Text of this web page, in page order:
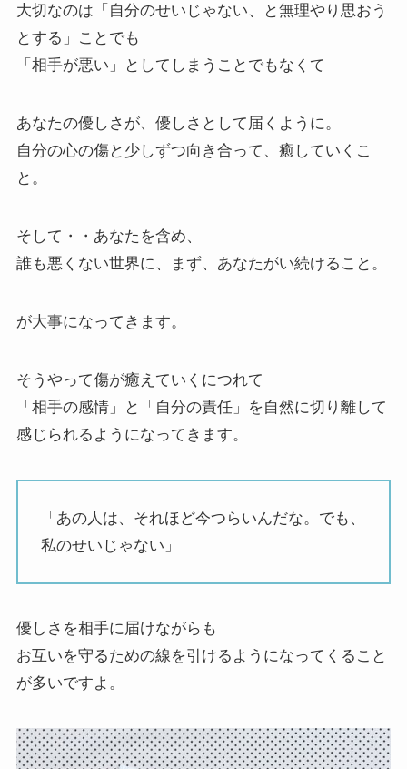
大切なのは「自分のせいじゃない、と無理やり思おう
とする」ことでも
「相手が悪い」としてしまうことでもなくて
あなたの優しさが、優しさとして届くように。
自分の心の傷と少しずつ向き合って、癒していくこ
と。
そして・・あなたを含め、
誰も悪くない世界に、まず、あなたがい続けること。
が大事になってきます。
そうやって傷が癒えていくにつれて
「相手の感情」と「自分の責任」を自然に切り離して
感じられるようになってきます。
「あの人は、それほど今つらいんだな。でも、
私のせいじゃない」
優しさを相手に届けながらも
お互いを守るための線を引けるようになってくること
が多いですよ。